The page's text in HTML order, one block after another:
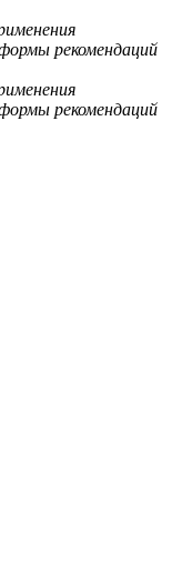
рекомендаций
рекомендаций